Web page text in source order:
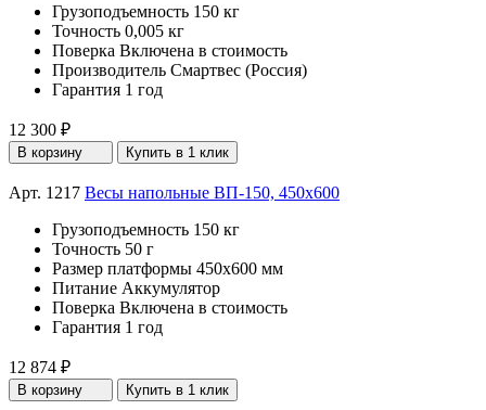
Грузоподъемность 150 кг
Точность 0,005 кг
Поверка Включена в стоимость
Производитель Смартвес (Россия)
Гарантия 1 год
12 300 ₽
В корзину Купить в 1 клик
Арт. 1217 Весы напольные ВП-150, 450x600
Грузоподъемность 150 кг
Точность 50 г
Размер платформы 450х600 мм
Питание Аккумулятор
Поверка Включена в стоимость
Гарантия 1 год
12 874 ₽
В корзину Купить в 1 клик